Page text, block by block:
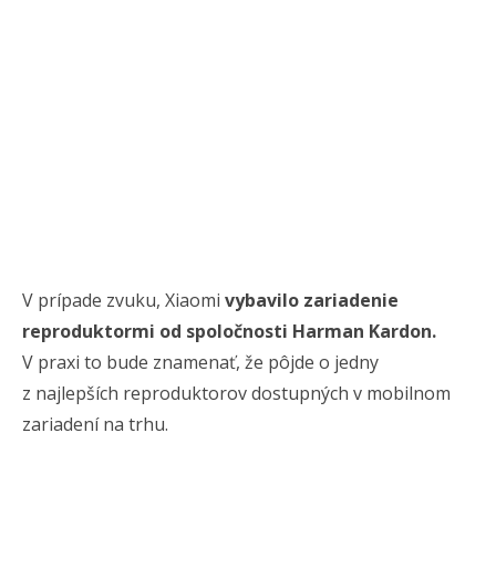
V prípade zvuku, Xiaomi vybavilo zariadenie
reproduktormi od spoločnosti Harman Kardon.
V praxi to bude znamenať, že pôjde o jedny
z najlepších reproduktorov dostupných v mobilnom
zariadení na trhu.